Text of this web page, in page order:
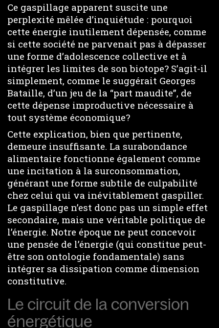
Ce gaspillage apparent suscite une
perplexité mêlée d’inquiétude : pourquoi
cette énergie inutilement dépensée, comme
si cette société ne parvenait pas à dépasser
une forme d’adolescence collective et à
intégrer les limites de son biotope? S’agit-il
simplement, comme le suggérait Georges
Bataille, d’un jeu de la “part maudite”, de
cette dépense improductive nécessaire à
tout système économique?
Cette explication, bien que pertinente,
demeure insuffisante. La surabondance
alimentaire fonctionne également comme
une incitation à la surconsommation,
générant une forme subtile de culpabilité
chez celui qui va inévitablement gaspiller.
Le gaspillage n’est donc pas un simple effet
secondaire, mais une véritable politique de
l’énergie. Notre époque ne peut concevoir
une pensée de l’énergie (qui constitue peut-
être son ontologie fondamentale) sans
intégrer sa dissipation comme dimension
constitutive.
Le circuit de la conversion
énergétique